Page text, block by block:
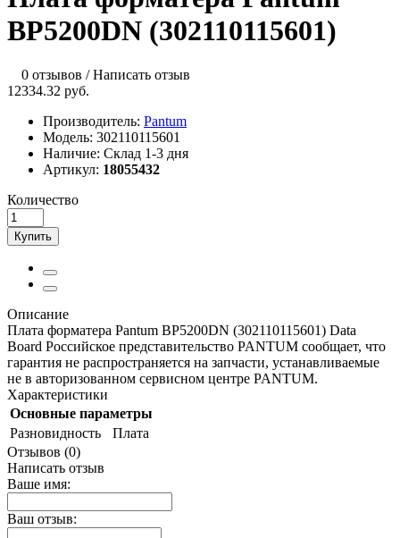
BP5200DN (302110115601)
0 отзывов /Написать отзыв
12334.32 руб.
Производитель: Pantum
Модель: 302110115601
Наличие: Склад 1-3 дня
Артикул: 18055432
Количество
Купить
Описание
Плата форматера Pantum BP5200DN (302110115601) Data
Board Российское представительство PANTUM сообщает, что
гарантия не распространяется на запчасти, устанавливаемые
не в авторизованном сервисном центре PANTUM.
Характеристики
Основные параметры
Разновидность
Плата
Отзывов (0)
Написать отзыв
Ваше имя:
Ваш отзыв: